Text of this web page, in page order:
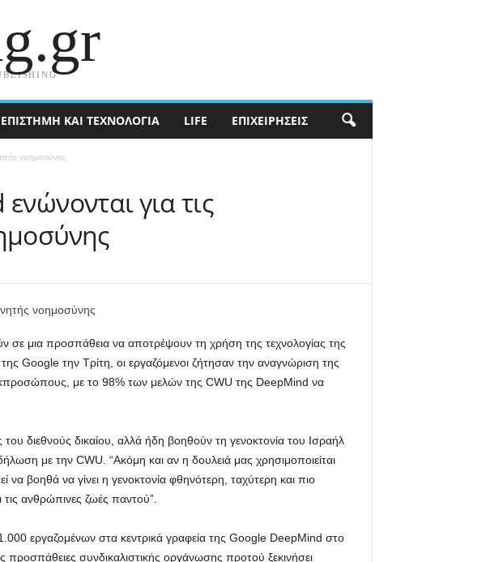
ΕΠΙΣΤΉΜΗ ΚΑΙ ΤΕΧΝΟΛΟΓΊΑ LIFE ΕΠΙΧΕΙΡΉΣΕΙΣ
νοημοσύνης
για τις
σε μια προσπάθεια να αποτρέψουν τη χρήση της τεχνολογίας της
Google την Τρίτη, οι εργαζόμενοι ζήτησαν την αναγνώριση της
με το 98% των μελών της CWU της DeepMind να
διεθνούς δικαίου, αλλά ήδη βοηθούν τη γενοκτονία του Ισραήλ
με την CWU. “Ακόμη και αν η δουλειά μας χρησιμοποιείται
να βοηθά να γίνει η γενοκτονία φθηνότερη, ταχύτερη και πιο
ανθρώπινες ζωές παντού”.
εργαζομένων στα κεντρικά γραφεία της Google DeepMind στο
προσπάθειες συνδικαλιστικής οργάνωσης προτού ξεκινήσει